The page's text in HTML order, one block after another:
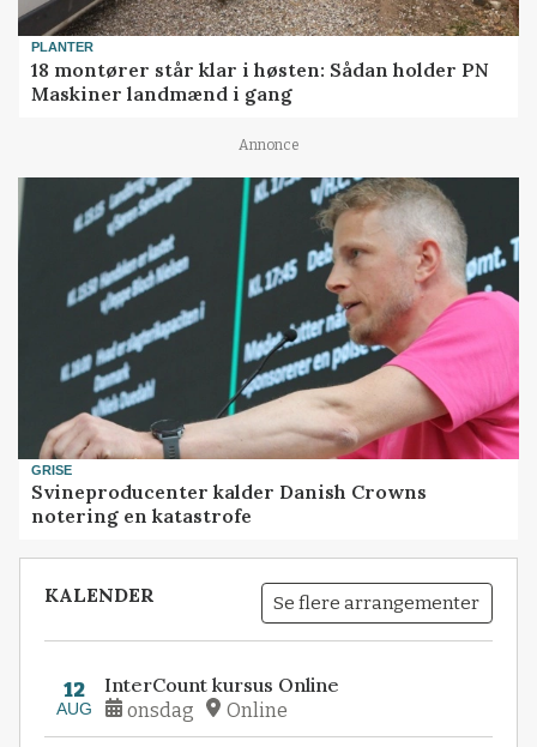
PLANTER
18 montører står klar i høsten: Sådan holder PN
Maskiner landmænd i gang
Annonce
GRISE
Svineproducenter kalder Danish Crowns
notering en katastrofe
KALENDER Se flere arrangementer
12
AUG
InterCount kursus Online
onsdag Online